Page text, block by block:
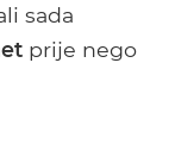
sada
prije nego